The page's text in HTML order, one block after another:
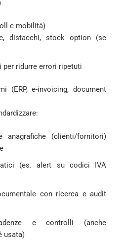
e mobilità)
distacchi, stock option (se
ridurre errori ripetuti
(ERP, e-invoicing, document
anagrafiche (clienti/fornitori)
(es. alert su codici IVA
con ricerca e audit
e controlli (anche
usata)